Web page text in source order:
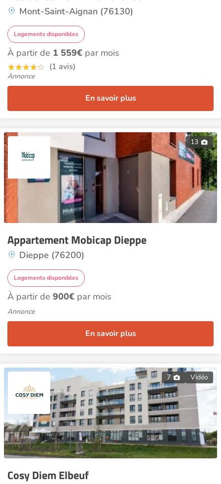
Mont-Saint-Aignan (76130)
Logements disponibles
À partir de 1 559€ par mois
(1 avis)
Annonce
En savoir plus
13
Appartement Mobicap Dieppe
Dieppe (76200)
Logements disponibles
À partir de 900€ par mois
Annonce
En savoir plus
7 Vidéo
Cosy Diem Elbeuf